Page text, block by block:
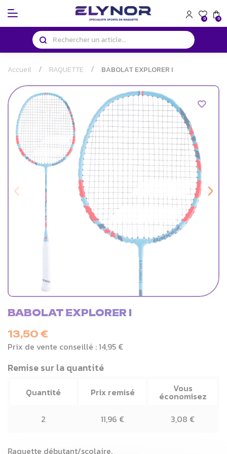
Panneau de gestion des cookies
0 0
Accueil RAQUETTE BABOLAT EXPLORER I
BABOLAT EXPLORER I
13,50 €
Prix de vente conseillé :14,95 €
Remise sur la quantité
Quantité Prix remisé Vous
économisez
2
11,96 € 3,08 €
Raquette débutant/scolaire.